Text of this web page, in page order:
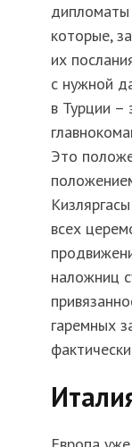
дипломаты
которые,
их
с нужной
в Турции –
Это
всех
наложниц
гаремных